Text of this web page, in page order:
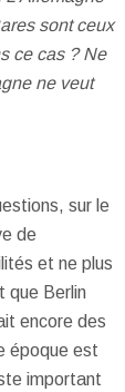
sont ceux
ce cas ? Ne
ne veut
sur le
de
et ne plus
que Berlin
encore des
époque est
important